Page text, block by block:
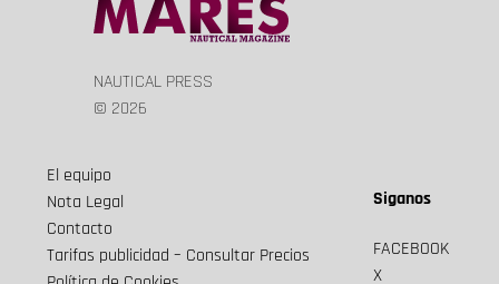
NAUTICAL PRESS
© 2026
El equipo
Nota Legal
Contacto
Tarifas publicidad – Consultar Precios
Siganos
FACEBOOK
X